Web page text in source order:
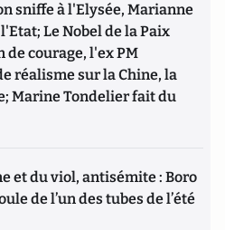
sniffe à l'Elysée, Marianne
Le Nobel de la Paix
de courage, l'ex PM
réalisme sur la Chine, la
Marine Tondelier fait du
et du viol, antisémite : Boro
de l’un des tubes de l’été